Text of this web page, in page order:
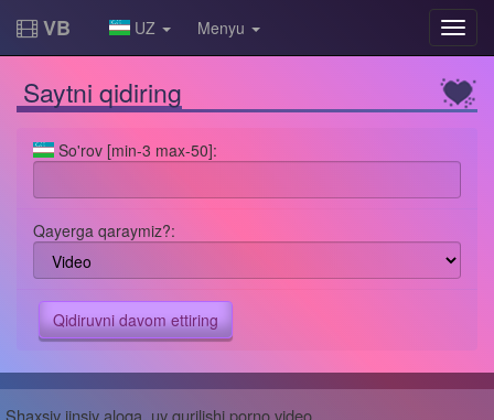
VB UZ Menyu
Saytni qidiring
So'rov [min-3 max-50]:
Qayerga qaraymiz?:
Shaxsiy jinsiy aloqa, uy qurilishi porno video